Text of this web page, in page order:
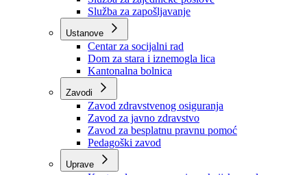
Službe
Služba za odnose s javnošću
Služba za zajedničke poslove
Služba za zapošljavanje
Ustanove
Centar za socijalni rad
Dom za stara i iznemogla lica
Kantonalna bolnica
Zavodi
Zavod zdravstvenog osiguranja
Zavod za javno zdravstvo
Zavod za besplatnu pravnu pomoć